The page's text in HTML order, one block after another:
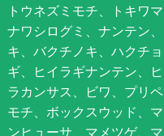
トウネズミモチ、トキワ
ナワシログミ、ナンテン
キ、バクチノキ、ハクチ
ギ、ヒイラギナンテン、
ラカンサス、ビワ、プリ
モチ、ボックスウッド、
ンヒューサ、マメツゲ、